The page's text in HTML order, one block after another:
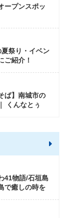
ープンスポッ
祭り・イベン
ご紹介！
ば】南城市の
くんなとぅ
41物語/石垣島
で癒しの時を